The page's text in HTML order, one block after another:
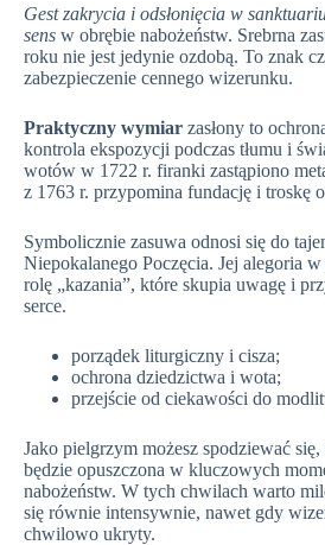
Gest zakrycia i odsłonięcia w
sens w obrębie nabożeństw. Srebrna
roku nie jest jedynie ozdobą. To znak
zabezpieczenie cennego wizerunku.
Praktyczny wymiar zasłony to
kontrola ekspozycji podczas tłumu i
wotów w 1722 r. firanki zastąpiono
z 1763 r. przypomina fundację i troskę
Symbolicznie zasuwa odnosi się do
Niepokalanego Poczęcia. Jej alegoria w
rolę „kazania”, które skupia uwagę i
serce.
porządek liturgiczny i cisza;
ochrona dziedzictwa i wota;
przejście od ciekawości do
Jako pielgrzym możesz spodziewać się,
będzie opuszczona w kluczowych
nabożeństw. W tych chwilach warto
się równie intensywnie, nawet gdy
chwilowo ukryty.